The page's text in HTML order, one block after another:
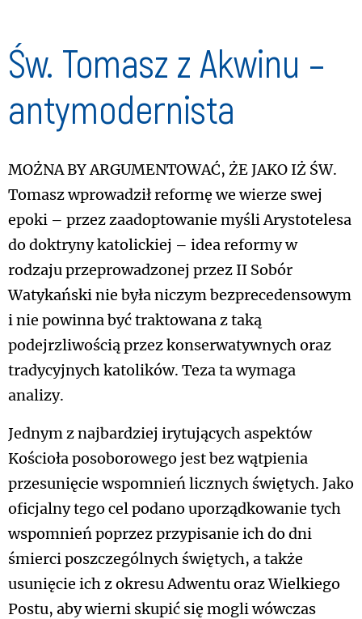
Św. Tomasz z Akwinu –
antymodernista
Można by argumentować, że jako iż św.
Tomasz wprowadził reformę we wierze swej
epoki – przez zaadoptowanie myśli Arystotelesa
do doktryny katolickiej – idea reformy w
rodzaju przeprowadzonej przez II Sobór
Watykański nie była niczym bezprecedensowym
i nie powinna być traktowana z taką
podejrzliwością przez konserwatywnych oraz
tradycyjnych katolików. Teza ta wymaga
analizy.
Jednym z najbardziej irytujących aspektów
Kościoła posoborowego jest bez wątpienia
przesunięcie wspomnień licznych świętych. Jako
oficjalny tego cel podano uporządkowanie tych
wspomnień poprzez przypisanie ich do dni
śmierci poszczególnych świętych, a także
usunięcie ich z okresu Adwentu oraz Wielkiego
Postu, aby wierni skupić się mogli wówczas